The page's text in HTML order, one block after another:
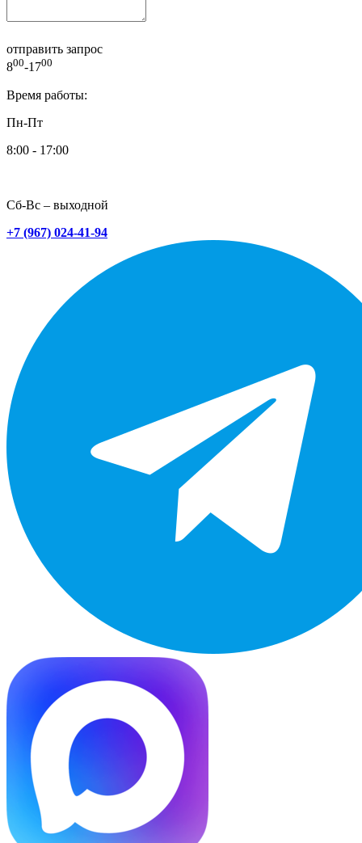
отправить запрос
800-1700
Время работы:
Пн-Пт
8:00 - 17:00
Сб-Вс – выходной
+7 (967) 024-41-94